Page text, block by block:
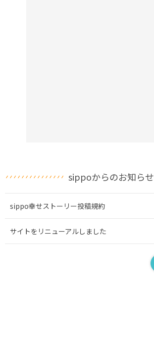
sippoからのお知らせ
sippo幸せストーリー投稿規約
サイトをリニューアルしました